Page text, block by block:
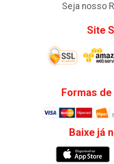
Seja nosso
Site
Formas
Baixe já